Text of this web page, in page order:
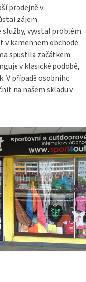
prodejně v
zájem
služby, vyvstal problém
kamenném obchodě.
spustila začátkem
v klasické podobě,
V případě osobního
na našem skladu v